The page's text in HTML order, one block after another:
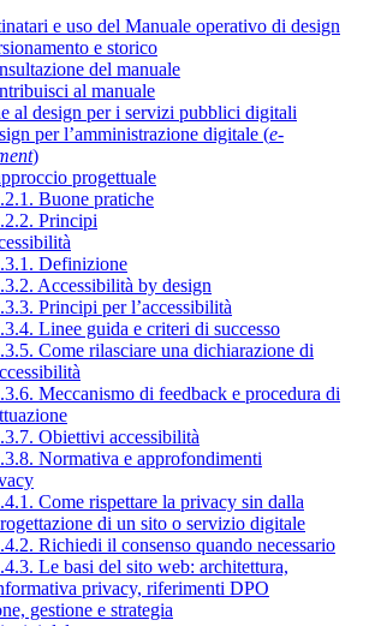
e uso del Manuale operativo di design
e storico
del manuale
al manuale
al design per i servizi pubblici digitali
per l’amministrazione digitale (e-
)
progettuale
Buone pratiche
Principi
Definizione
Accessibilità by design
Principi per l’accessibilità
Linee guida e criteri di successo
Come rilasciare una dichiarazione di
Meccanismo di feedback e procedura di
Obiettivi accessibilità
Normativa e approfondimenti
Come rispettare la privacy sin dalla
di un sito o servizio digitale
Richiedi il consenso quando necessario
Le basi del sito web: architettura,
privacy, riferimenti DPO
gestione e strategia